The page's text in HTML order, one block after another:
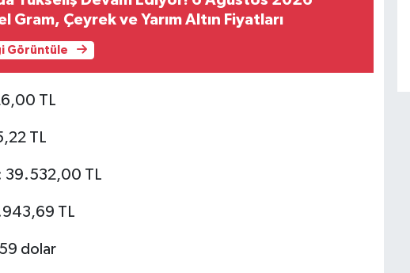
Gram, Çeyrek ve Yarım Altın Fiyatları
Görüntüle
TL
TL
39.532,00 TL
TL
dolar